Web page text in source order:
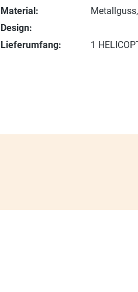
Material:
Design:
Lieferumfang:
1